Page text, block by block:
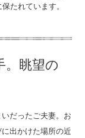
たれています。
。眺望の
だったご夫妻。お
出かけた場所の近